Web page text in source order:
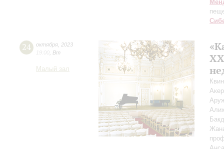
24 октября 2023
19:00 Вт
Малый зал